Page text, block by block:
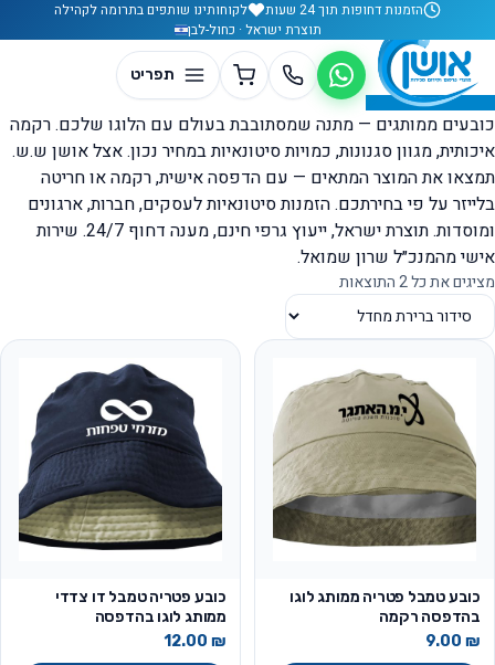
דלג לתוכןהזמנות דחופות תוך 24 שעות
לקוחותינו שותפים בתרומה לקהילה
תוצרת ישראל · כחול-לבן
כובעים ממותגים — מתנה שמסתובבת בעולם עם הלוגו שלכם. רקמה
איכותית, מגוון סגנונות, כמויות סיטונאיות במחיר נכון. אצל אושן ש.ש.
תמצאו את המוצר המתאים — עם הדפסה אישית, רקמה או חריטה
בלייזר על פי בחירתכם. הזמנות סיטונאיות לעסקים, חברות, ארגונים
ומוסדות. תוצרת ישראל, ייעוץ גרפי חינם, מענה דחוף 24/7. שירות
אישי מהמנכ״ל שרון שמואל.
מציגים את כל ⁦2⁩ התוצאות
כובע טמבל פטריה ממותג לוגו
בהדפסה רקמה
9.00 ₪
כובע פטריה טמבל דו צדדי
ממותג לוגו בהדפסה
12.00 ₪